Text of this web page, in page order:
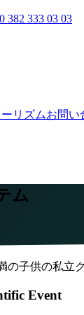
382 333 03 03
リズムお問い
ム
子供の私立
Event